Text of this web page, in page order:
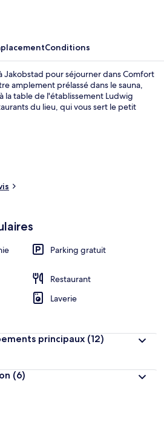
Conditions
Jakobstad pour séjourner dans Comfort
amplement prélassé dans le sauna,
la table de l'établissement Ludwig
du lieu, qui vous sert le petit
Parking gratuit
Restaurant
Laverie
principaux (12)
(6)